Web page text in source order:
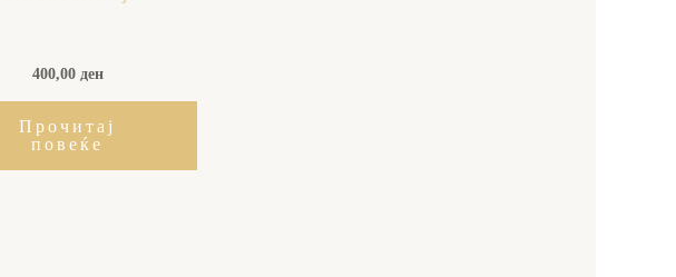
400,00 ден
Прочитај
повеќе